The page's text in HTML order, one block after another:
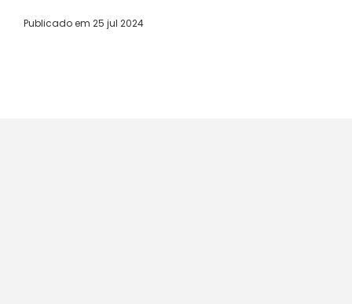
Publicado em 25 jul 2024